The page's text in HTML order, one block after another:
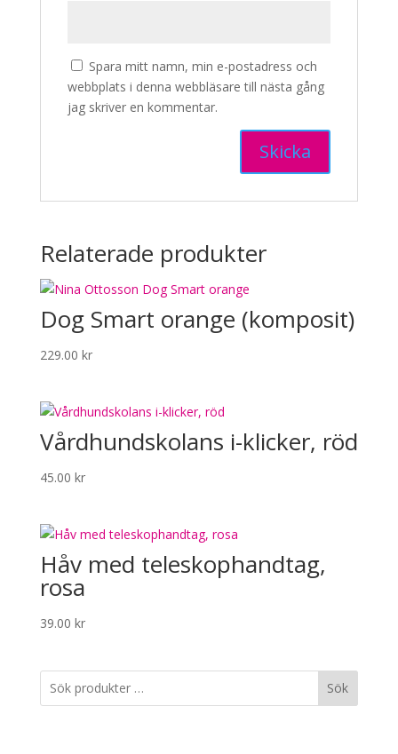
Spara mitt namn, min e-postadress och
webbplats i denna webbläsare till nästa gång
jag skriver en kommentar.
Relaterade produkter
Dog Smart orange (komposit)
229.00 kr
Vårdhundskolans i-klicker, röd
45.00 kr
Håv med teleskophandtag,
rosa
39.00 kr
Sök